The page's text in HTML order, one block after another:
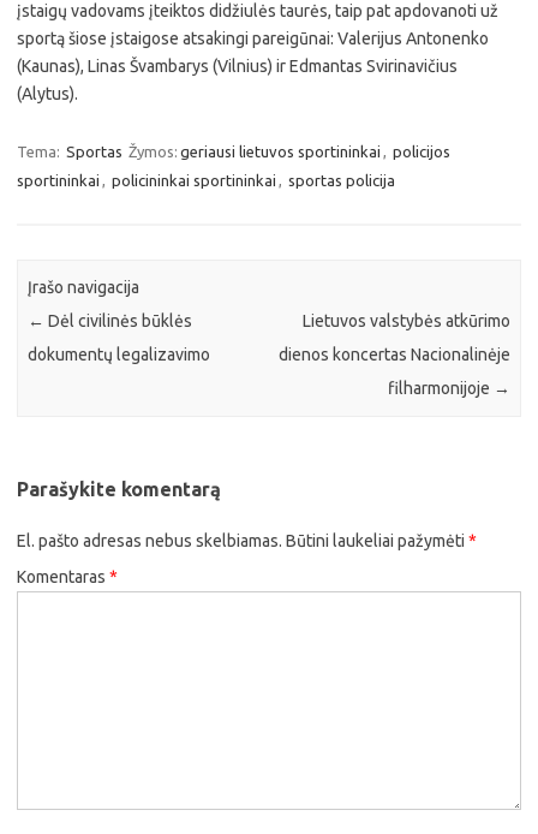
įstaigų vadovams įteiktos didžiulės taurės, taip pat apdovanoti už
sportą šiose įstaigose atsakingi pareigūnai: Valerijus Antonenko
(Kaunas), Linas Švambarys (Vilnius) ir Edmantas Svirinavičius
(Alytus).
Tema: Sportas Žymos: geriausi lietuvos sportininkai , policijos
sportininkai , policininkai sportininkai , sportas policija
Įrašo navigacija
← Dėl civilinės būklės
dokumentų legalizavimo
Lietuvos valstybės atkūrimo
dienos koncertas Nacionalinėje
filharmonijoje →
Parašykite komentarą
El. pašto adresas nebus skelbiamas. Būtini laukeliai pažymėti *
Komentaras *